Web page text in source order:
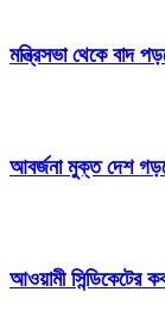
মন্ত্রিসভা থেকে বাদ
আবর্জনা মুক্ত দেশ
‎আওয়ামী সিন্ডিকেটের